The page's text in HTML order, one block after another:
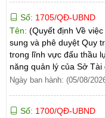
sung và phê duyệt Quy
trong lĩnh vực đấu thầu
năng quản lý của Sở Tài
Ngày ban hành: (05/08/
Số:
1700/QĐ-UBND
hành và Phê duyệt quy